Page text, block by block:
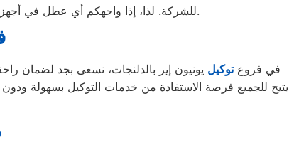
للشركة. لذا، إذا واجهكم أي عطل في أجهزتكم المنزلية، يمكنكم التواصل مباشرة عبر الأرقام المذكورة على الموقع الخاص بشركة الصيانة للحصول على الدعم اللازم.
في فروعتوكيل يونيون إير بالدلنجات، نسعى بجد لضمان
يتيح للجميع فرصة الاستفادة من خدمات التوكيل بسهولة